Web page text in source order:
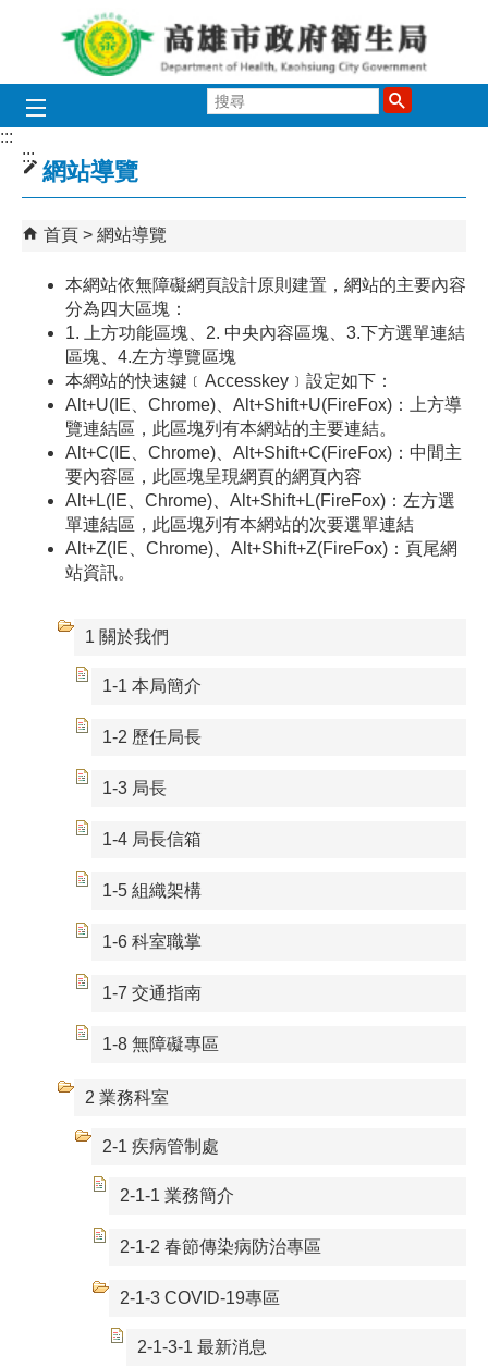
跳到主要內容區塊
尋
:::
:::
網站導覽
首頁 網站導覽
本網站依無障礙網頁設計原則建置，網站的主要內容
分為四大區塊：
1. 上方功能區塊、2. 中央內容區塊、3.下方選單連結
區塊 、4.左方導覽區塊
本網站的快速鍵﹝Accesskey﹞設定如下：
Alt+U(IE、Chrome)、Alt+Shift+U(FireFox)：上方導
覽連結區，此區塊列有本網站的主要連結。
Alt+C(IE、Chrome)、Alt+Shift+C(FireFox)：中間主
要內容區，此區塊呈現網頁的網頁內容
Alt+L(IE、Chrome)、Alt+Shift+L(FireFox)：左方選
單連結區，此區塊列有本網站的次要選單連結
Alt+Z(IE、Chrome)、Alt+Shift+Z(FireFox)：頁尾網
站資訊。
1 關於我們
1-1 本局簡介
1-2 歷任局長
1-3 局長
1-4 局長信箱
1-5 組織架構
1-6 科室職掌
1-7 交通指南
1-8 無障礙專區
2 業務科室
2-1 疾病管制處
2-1-1 業務簡介
2-1-2 春節傳染病防治專區
2-1-3 COVID-19專區
2-1-3-1 最新消息